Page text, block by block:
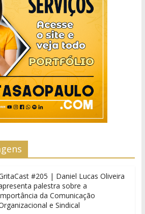
#205 | Daniel Lucas Oliveira
palestra sobre a
da Comunicação
e Sindical